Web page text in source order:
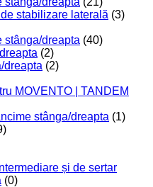
stabilizare laterală (3)
stânga/dreapta (40)
(2)
dreapta (2)
MOVENTO | TANDEM
stânga/dreapta (1)
și de sertar
(0)